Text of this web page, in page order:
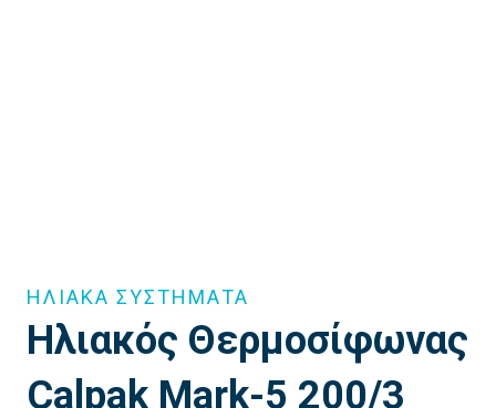
ΗΛΙΑΚΑ ΣΥΣΤΗΜΑΤΑ
Ηλιακός Θερμοσίφωνας
Calpak Mark-5 200/3